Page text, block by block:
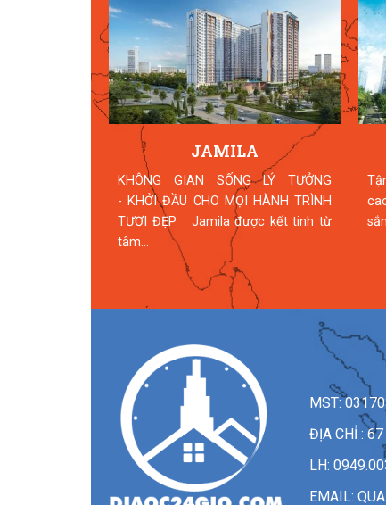
JAMILA
KHÔNG GIAN SỐNG LÝ TƯỞNG
- KHỞI ĐẦU CHO MỌI HÀNH TRÌNH
TƯƠI ĐẸP Jamila được kết tinh từ
tâm...
MST:
ĐỊA CHỈ : 67
LH:
EMAIL: